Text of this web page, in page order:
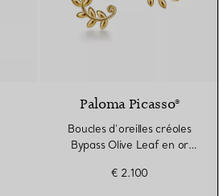
Paloma Picasso®
Boucles d’oreilles créoles
Bypass Olive Leaf en or
€ 2.100